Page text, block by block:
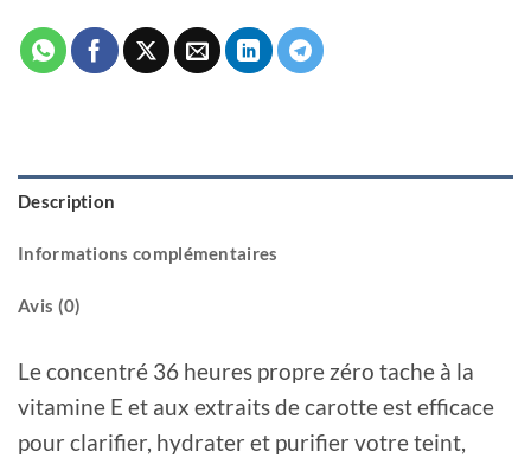
Description
Informations complémentaires
Avis (0)
Le concentré 36 heures propre zéro tache à la
vitamine E et aux extraits de carotte est efficace
pour clarifier, hydrater et purifier votre teint,